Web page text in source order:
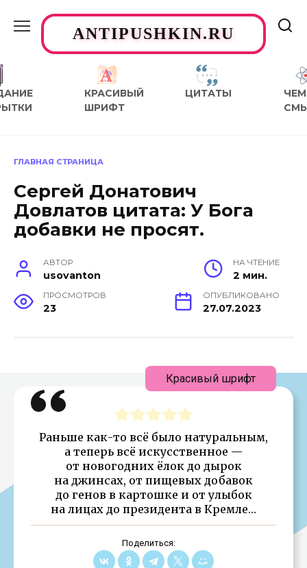
содержаниюANTIPUSHKIN.RU
КРАСИВЫЙ
ШРИФТ
ЦИТАТЫ
ЧЕМ
ГЛАВНАЯ СТРАНИЦА
Сергей Донатович
Довлатов цитата: У Бога
добавки не просят.
АВТОР
usovanton
НА ЧТЕНИЕ
2 мин.
ПРОСМОТРОВ
23
ОПУБЛИКОВАНО
27.07.2023
Раньше как-то всё было натуральным,
а теперь всё искусственное —
от новогодних ёлок до дырок
на джинсах, от пищевых добавок
до генов в картошке и от улыбок
на лицах до президента в Кремле…
Поделиться:
Красивый шрифт